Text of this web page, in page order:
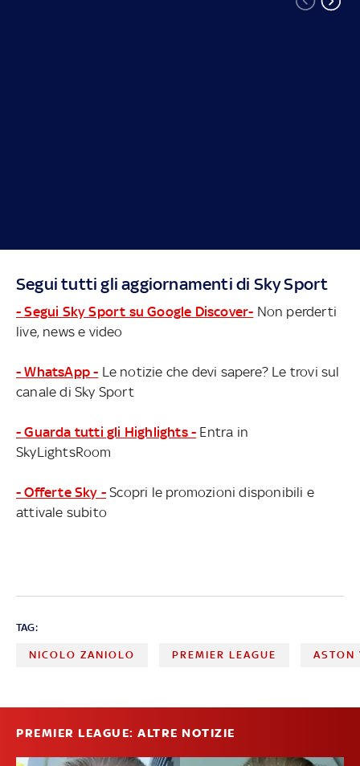
Segui tutti gli aggiornamenti di Sky Sport
- Segui Sky Sport su Google Discover- Non perderti
live, news e video
- WhatsApp - Le notizie che devi sapere? Le trovi sul
canale di Sky Sport
- Guarda tutti gli Highlights - Entra in
SkyLightsRoom
- Offerte Sky - Scopri le promozioni disponibili e
attivale subito
TAG:
NICOLO ZANIOLO PREMIER LEAGUE ASTON
PREMIER LEAGUE: ALTRE NOTIZIE